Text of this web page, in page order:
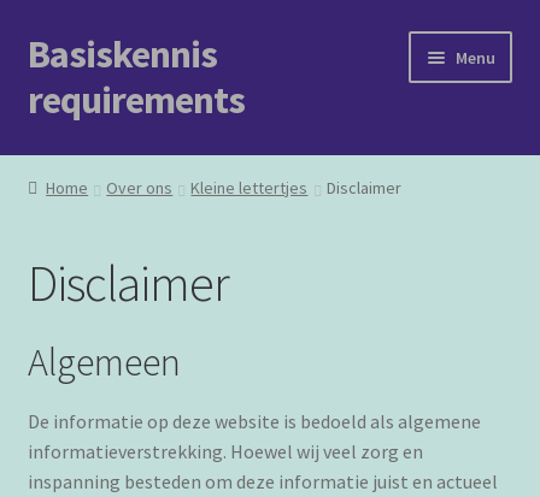
Ga
door
naar
Ga
naar
de
Basiskennis
requirements
Menu
Welkom
Het boek
Opleidingen
Home Over ons Kleine lettertjes Disclaimer
Disclaimer
Algemeen
De informatie op deze website is bedoeld als algemene
informatieverstrekking. Hoewel wij veel zorg en
inspanning besteden om deze informatie juist en actueel